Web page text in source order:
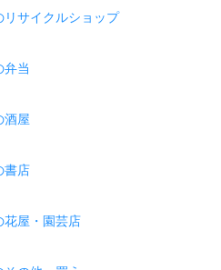
リサイクルショップ
弁当
酒屋
書店
花屋・園芸店